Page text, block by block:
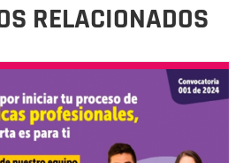
RELACIONADOS